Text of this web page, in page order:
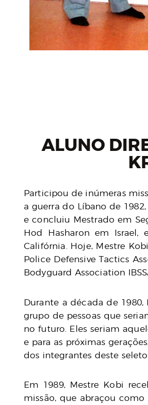
ALUNO
Participou de inúmeras
a guerra do Líbano de
e concluiu Mestrado em
Hod Hasharon em Israel,
Califórnia. Hoje, Mestre
Police Defensive Tactics
Bodyguard Association
Durante a década de
grupo de pessoas que
no futuro. Eles seriam
e para as próximas
dos integrantes deste seleto
Em 1989, Mestre Kobi
missão, que abraçou